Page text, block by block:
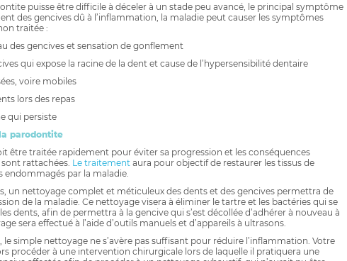
puisse être difficile à déceler à un stade peu avancé, le principal symptôme
des gencives dû à l’inflammation, la maladie peut causer les symptômes
traitée :
des gencives et sensation de gonflement
qui expose la racine de la dent et cause de l’hypersensibilité dentaire
voire mobiles
lors des repas
qui persiste
parodontite
être traitée rapidement pour éviter sa progression et les conséquences
rattachées. Le traitement aura pour objectif de restaurer les tissus de
endommagés par la maladie.
un nettoyage complet et méticuleux des dents et des gencives permettra de
de la maladie. Ce nettoyage visera à éliminer le tartre et les bactéries qui se
dents, afin de permettra à la gencive qui s’est décollée d’adhérer à nouveau à
sera effectué à l’aide d’outils manuels et d’appareils à ultrasons.
le simple nettoyage ne s’avère pas suffisant pour réduire l’inflammation. Votre
procéder à une intervention chirurgicale lors de laquelle il pratiquera une